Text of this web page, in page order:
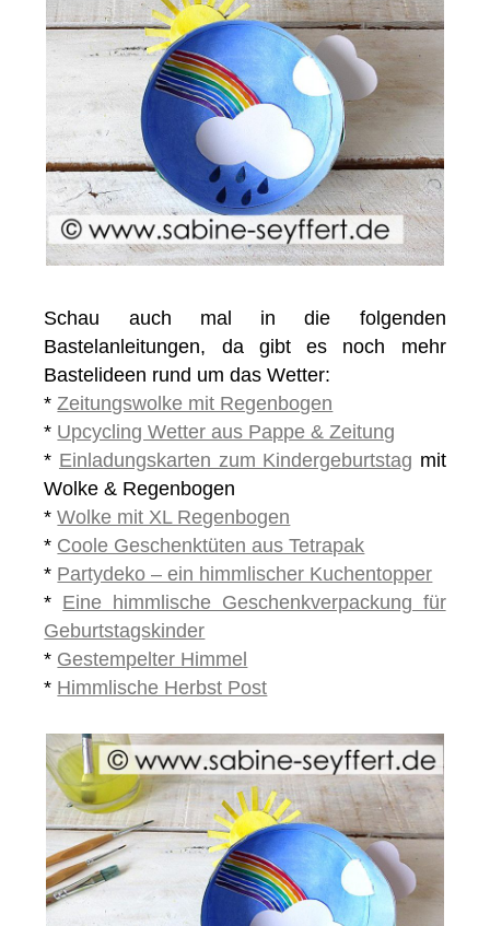
Schau auch mal in die folgenden
Bastelanleitungen, da gibt es noch mehr
Bastelideen rund um das Wetter:
*Zeitungswolke mit Regenbogen
* Upcycling Wetter aus Pappe & Zeitung
* Einladungskarten zum Kindergeburtstag mit
Wolke & Regenbogen
*Wolke mit XL Regenbogen
* Coole Geschenktüten aus Tetrapak
* Partydeko – ein himmlischer Kuchentopper
* Eine himmlische Geschenkverpackung für
Geburtstagskinder
* Gestempelter Himmel
* Himmlische Herbst Post